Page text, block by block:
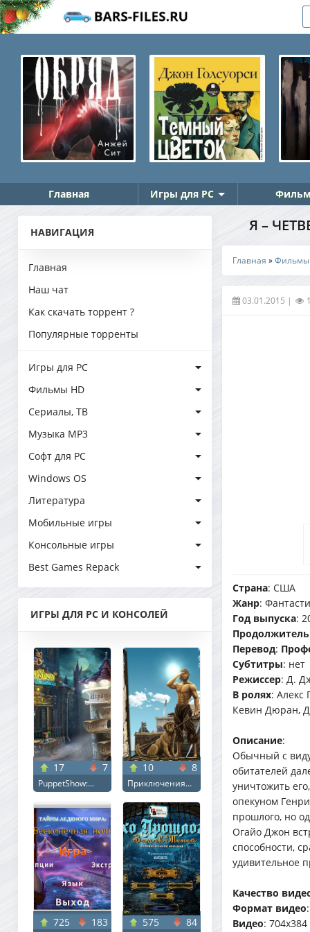
Главная Игры для PC
НАВИГАЦИЯ
Главная
Наш чат
Как скачать торрент ?
Популярные торренты
Игры для PC
Фильмы HD
Сериалы, ТВ
Музыка MP3
Софт для PC
Windows OS
Литература
Мобильные игры
Консольные игры
Best Games Repack
ИГРЫ ДЛЯ PC И КОНСОЛЕЙ
17 7
PuppetShow:...
10 8
Приключения...
725 183 575 84
Я –
Главная »Фильмы
03.01.2015 |
Страна: США
Жанр:
Год выпуска:
Перевод:
Cубтитры: нет
Режиссер: Д.
В ролях: Алекс
Кевин Дюран,
Описание:
Обычный с
обитателей
уничтожить
опекуном
прошлого, но
Огайо Джон
способности,
удивительное
Качество
Формат видео
Видео: